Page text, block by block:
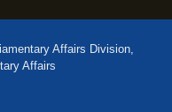
Affairs Division,
Affairs